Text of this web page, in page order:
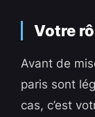
Votre
Avant de
paris sont
cas, c’est